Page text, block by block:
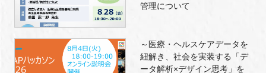
管理について
～医療・ヘルスケアデータを
紐解き、社会を実装する「デ
ータ解析×デザイン思考」を